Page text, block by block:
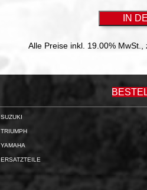
Alle Preise inkl. 19.00% MwSt.,
SUZUKI
TRIUMPH
YAMAHA
ERSATZTEILE